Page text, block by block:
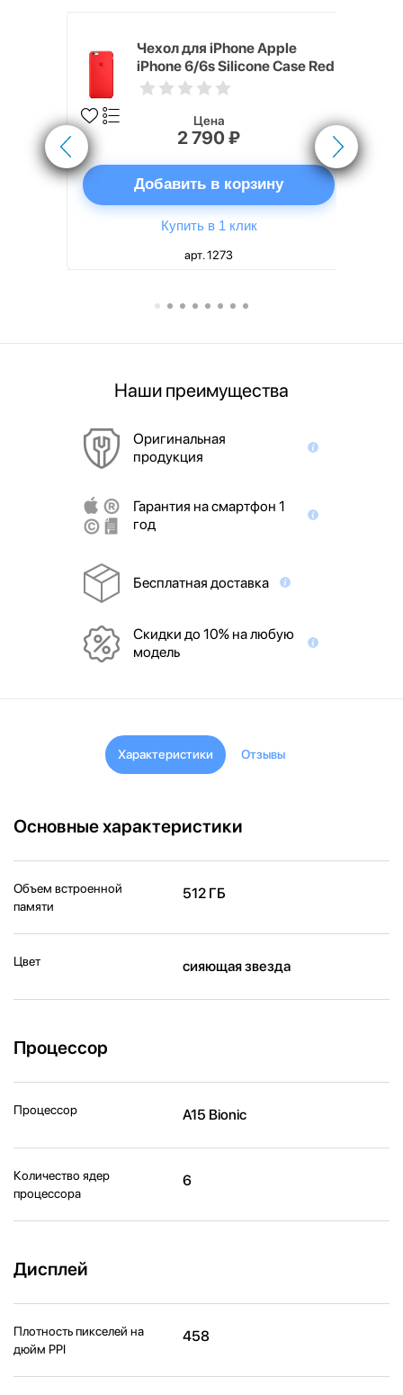
Чехол для iPhone Apple
iPhone 6/6s Silicone Case Red
Цена
2 790 ₽
Добавить в корзину
Купить в 1 клик
арт. 1273
Наши преимущества
Оригинальная
продукция
Гарантия на смартфон 1
год
Бесплатная доставка
Скидки до 10% на любую
модель
Характеристики Отзывы
Основные характеристики
Объем встроенной
памяти
512 ГБ
Цвет сияющая звезда
Процессор
Процессор A15 Bionic
Количество ядер
процессора
6
Дисплей
Плотность пикселей на
дюйм PPI
458